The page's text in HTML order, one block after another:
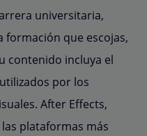
universitaria,
formación que escojas,
contenido incluya el
por los
After Effects,
plataformas más